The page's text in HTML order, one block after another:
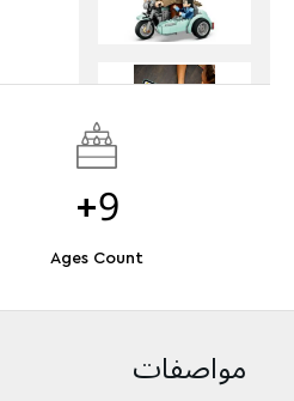
9+
Ages Count
مواصفات